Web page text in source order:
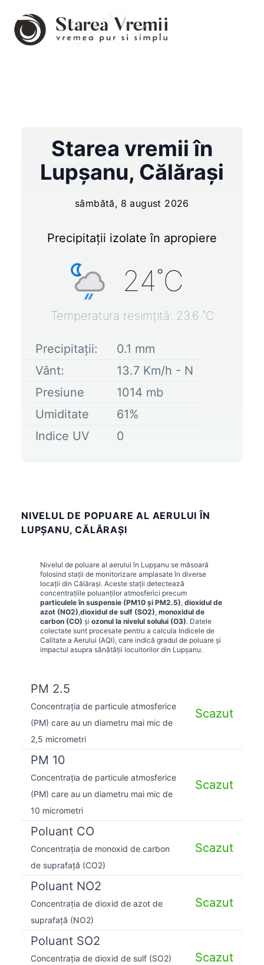
Starea vremii în
Lupşanu, Călărași
sâmbătă, 8 august 2026
Precipitații izolate în apropiere
24˚C
Temperatura resimțită: 23.6 ˚C
Precipitații: 0.1 mm
Vânt:
13.7 Km/h - N
Presiune
1014 mb
Umiditate
61%
Indice UV
0
NIVELUL DE POPUARE AL AERULUI ÎN
LUPŞANU, CĂLĂRAȘI
Nivelul de poluare al aerului în Lupşanu se măsoară
folosind stații de monitorizare amplasate în diverse
locații din Călărași. Aceste stații detectează
concentrațiile poluanților atmosferici precum
particulele în suspensie (PM10 și PM2.5), dioxidul de
azot (NO2),dioxidul de sulf (SO2), monoxidul de
carbon (CO) și ozonul la nivelul solului (O3). Datele
colectate sunt procesate pentru a calcula Indicele de
Calitate a Aerului (AQI), care indică gradul de poluare și
impactul asupra sănătății locuitorilor din Lupşanu.
PM 2.5
Concentrația de particule atmosferice
(PM) care au un diametru mai mic de
2,5 micrometri
Scazut
PM 10
Concentrația de particule atmosferice
(PM) care au un diametru mai mic de
10 micrometri
Scazut
Poluant CO
Concentrația de monoxid de carbon
de suprafață (CO2)
Scazut
Poluant NO2
Concentrația de dioxid de azot de
suprafață (NO2)
Scazut
Poluant SO2
Concentrația de dioxid de sulf (SO2)
Scazut